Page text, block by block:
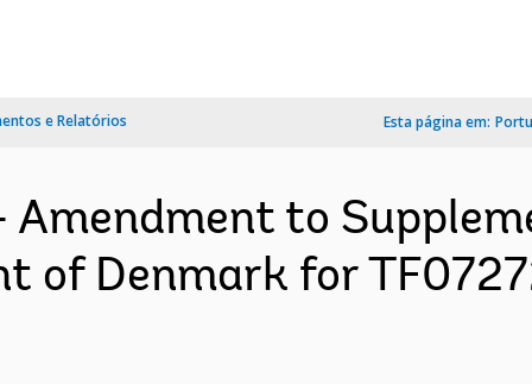
e Relatórios Esta página em:
to
of Denmark for